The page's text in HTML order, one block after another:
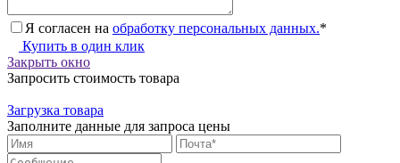
Я согласен на обработку персональных данных.*
Купить в один клик
Закрыть окно
Запросить стоимость товара
Загрузка товара
Заполните данные для запроса цены